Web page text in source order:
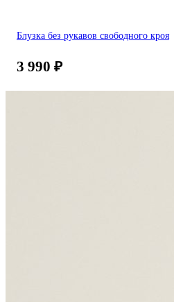
Блузка без рукавов свободного кроя
3 990 ₽